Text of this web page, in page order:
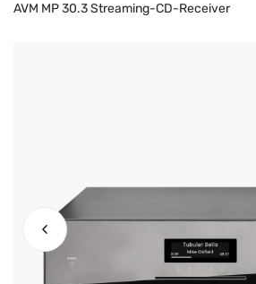
AVM MP 30.3 Streaming-CD-Receiver